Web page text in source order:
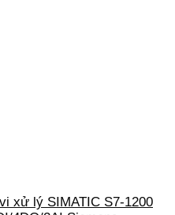
xử lý SIMATIC S7-1200